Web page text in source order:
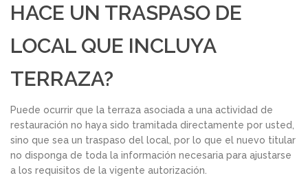
HACE UN TRASPASO DE
LOCAL QUE INCLUYA
TERRAZA?
Puede ocurrir que la terraza asociada a una actividad de
restauración no haya sido tramitada directamente por usted,
sino que sea un traspaso del local, por lo que el nuevo titular
no disponga de toda la información necesaria para ajustarse
a los requisitos de la vigente autorización.